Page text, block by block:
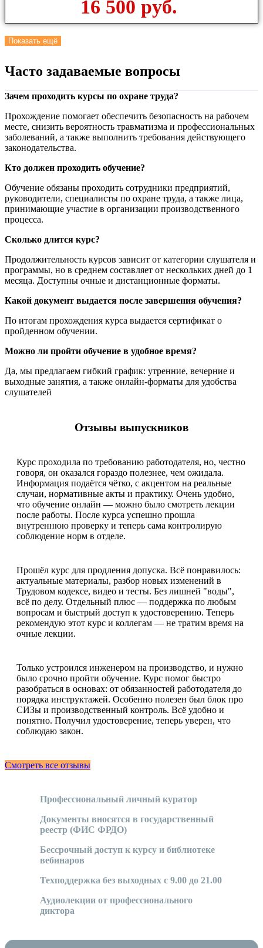
16 500 руб.
Показать ещё
Часто задаваемые вопросы
Зачем проходить курсы по охране труда?
Прохождение помогает обеспечить безопасность на рабочем
месте, снизить вероятность травматизма и профессиональных
заболеваний, а также выполнить требования действующего
законодательства.
Кто должен проходить обучение?
Обучение обязаны проходить сотрудники предприятий,
руководители, специалисты по охране труда, а также лица,
принимающие участие в организации производственного
процесса.
Сколько длится курс?
Продолжительность курсов зависит от категории слушателя и
программы, но в среднем составляет от нескольких дней до 1
месяца. Доступны очные и дистанционные форматы.
Какой документ выдается после завершения обучения?
По итогам прохождения курса выдается сертификат о
пройденном обучении.
Можно ли пройти обучение в удобное время?
Да, мы предлагаем гибкий график: утренние, вечерние и
выходные занятия, а также онлайн-форматы для удобства
слушателей
Отзывы выпускников
Курс проходила по требованию работодателя, но, честно
говоря, он оказался гораздо полезнее, чем ожидала.
Информация подаётся чётко, с акцентом на реальные
случаи, нормативные акты и практику. Очень удобно,
что обучение онлайн — можно было смотреть лекции
после работы. После курса успешно прошла
внутреннюю проверку и теперь сама контролирую
соблюдение норм в отделе.
Прошёл курс для продления допуска. Всё понравилось:
актуальные материалы, разбор новых изменений в
Трудовом кодексе, видео и тесты. Без лишней "воды",
всё по делу. Отдельный плюс — поддержка по любым
вопросам и быстрый доступ к удостоверению. Теперь
рекомендую этот курс и коллегам — не тратим время на
очные лекции.
Только устроился инженером на производство, и нужно
было срочно пройти обучение. Курс помог быстро
разобраться в основах: от обязанностей работодателя до
порядка инструктажей. Особенно полезен был блок про
СИЗы и производственный контроль. Всё удобно и
понятно. Получил удостоверение, теперь уверен, что
соблюдаю закон.
Смотреть все отзывы
Профессиональный личный куратор
Документы вносятся в государственный
реестр (ФИС ФРДО)
Бессрочный доступ к курсу и библиотеке
вебинаров
Техподдержка без выходных с 9.00 до 21.00
Аудиолекции от профессионального
диктора